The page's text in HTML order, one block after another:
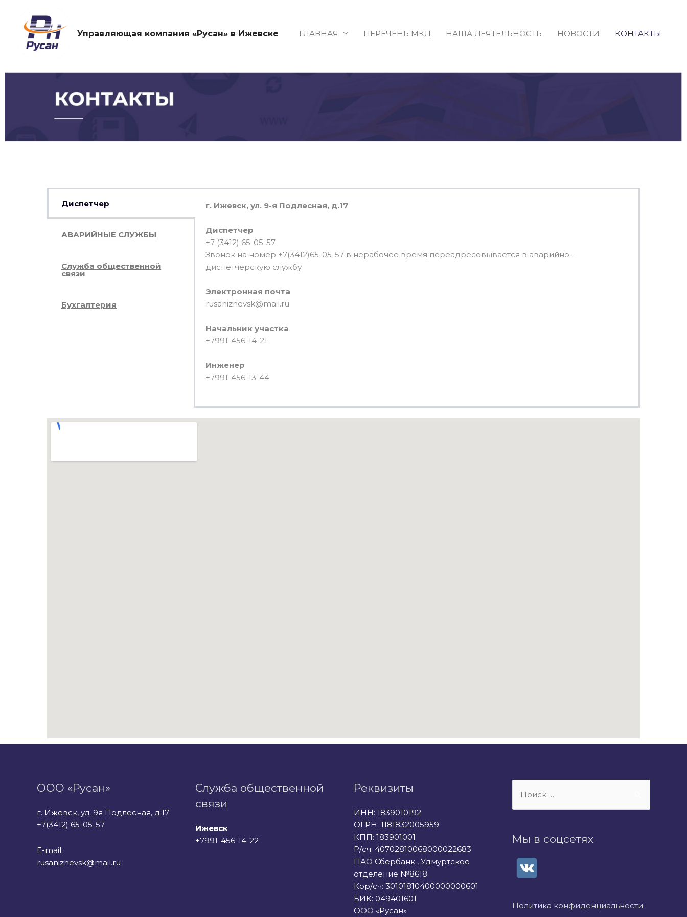
Управляющая компания «Русан» в Ижевске ГЛАВНАЯ ПЕРЕЧЕНЬ МКД НАША ДЕЯТЕЛЬНОСТЬ НОВОСТИ КОНТАКТЫ
Диспетчер
АВАРИЙНЫЕ СЛУЖБЫ
Служба общественной
связи
Бухгалтерия
г. Ижевск, ул. 9-я Подлесная, д.17
Диспетчер
+7 (3412) 65-05-57
Звонок на номер +7(3412)65-05-57 в нерабочее время переадресовывается в аварийно –
диспетчерскую службу
Электронная почта
rusanizhevsk@mail.ru
Начальник участка
+7991-456-14-21
Инженер
+7991-456-13-44
ООО «Русан»
г. Ижевск, ул. 9я Подлесная, д.17
+7(3412) 65-05-57
E-mail:
rusanizhevsk@mail.ru
Служба общественной
связи
Ижевск
+7991-456-14-22
Реквизиты
ИНН: 1839010192
ОГРН: 1181832005959
КПП: 183901001
Р/сч: 40702810068000022683
ПАО Сбербанк , Удмуртское
отделение №8618
Кор/сч: 30101810400000000601
БИК: 049401601
ООО «Русан»
Мы в соцсетях
Политика конфиденциальности